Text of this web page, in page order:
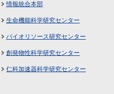
情報統合本部
生命機能科学研究センター
バイオリソース研究センター
創発物性科学研究センター
仁科加速器科学研究センター